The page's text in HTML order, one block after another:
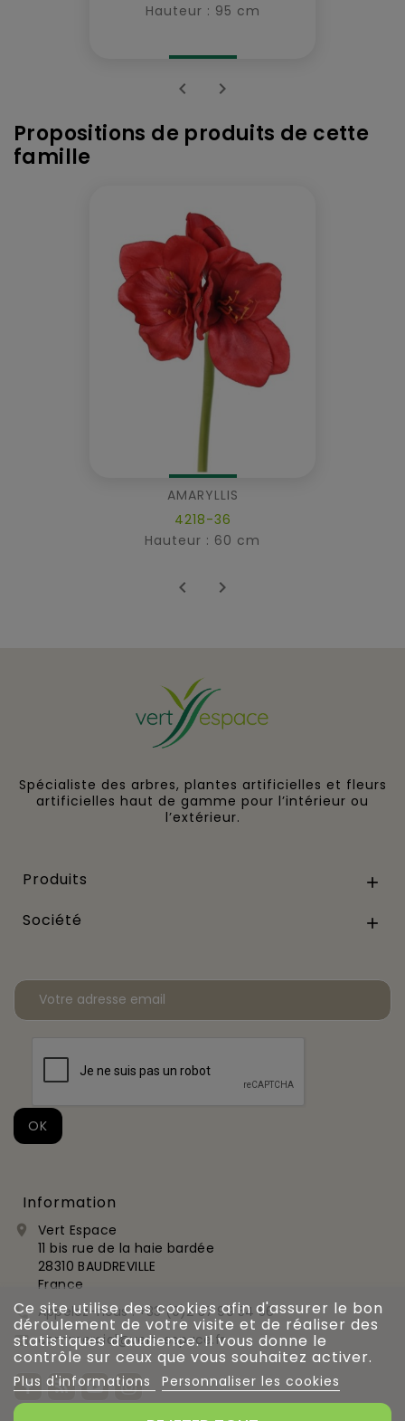
Hauteur : 95 cm
 
Propositions de produits de cette
famille
AMARYLLIS
4218-36
Hauteur : 60 cm
 
Spécialiste des arbres, plantes artificielles et fleurs
artificielles haut de gamme pour l’intérieur ou
l’extérieur.
Produits 
Société 
Information

Vert Espace
11 bis rue de la haie bardée
28310 BAUDREVILLE
France
 Appelez-nous :+33 (0)2 37 99 54 56
 commercial@vert-espace.fr
Ce site utilise des cookies afin d'assurer le bon
déroulement de votre visite et de réaliser des
statistiques d'audience. Il vous donne le
contrôle sur ceux que vous souhaitez activer.
Plus d'informations Personnaliser les cookies